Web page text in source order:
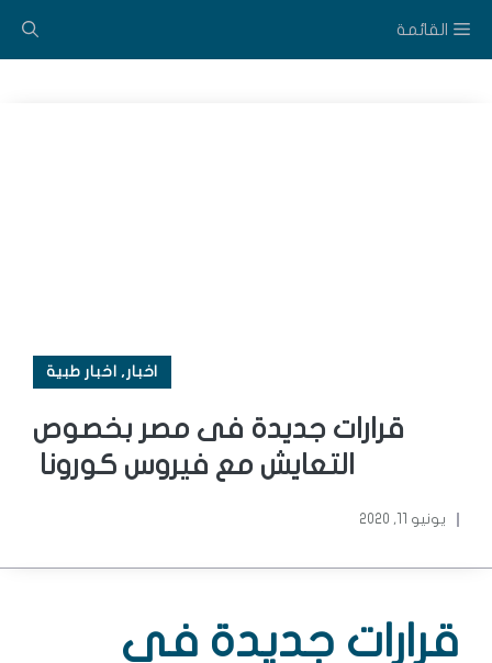
القائمة
اخبار , اخبار طبية
قرارات جديدة فى مصر بخصوص
التعايش مع فيروس كورونا
يونيو 11, 2020
قرارات جديدة فى